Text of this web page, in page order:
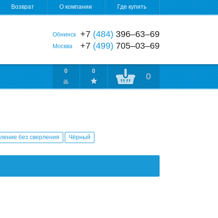
Возврат О компании Где купить
Обнинск +7 (484) 396‒63‒69
Москва +7 (499) 705‒03‒69
0 0
0
без сверления Чёрный